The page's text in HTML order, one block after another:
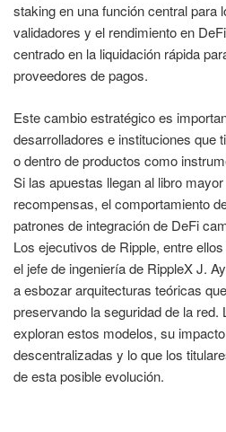
staking en una función central para
validadores y el rendimiento en
centrado en la liquidación rápida
proveedores de pagos.
Este cambio estratégico es
desarrolladores e instituciones que
o dentro de productos como
Si las apuestas llegan al libro
recompensas, el comportamiento
patrones de integración de DeFi
Los ejecutivos de Ripple, entre
el jefe de ingeniería de RippleX J.
a esbozar arquitecturas teóricas
preservando la seguridad de la
exploran estos modelos, su
descentralizadas y lo que los
de esta posible evolución.